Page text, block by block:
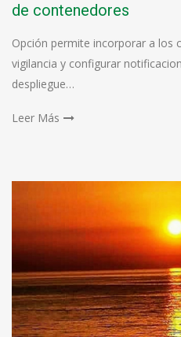
de contenedores
Opción permite incorporar a los
vigilancia y configurar
despliegue…
Leer Más